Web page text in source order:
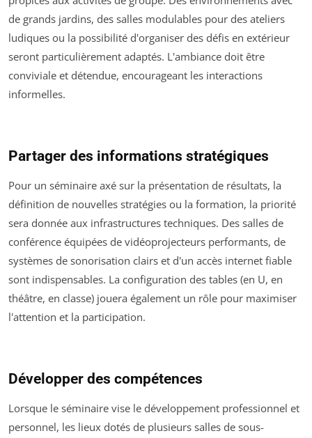
de grands jardins, des salles modulables pour des ateliers
ludiques ou la possibilité d'organiser des défis en extérieur
seront particulièrement adaptés. L'ambiance doit être
conviviale et détendue, encourageant les interactions
informelles.
Partager des informations stratégiques
Pour un séminaire axé sur la présentation de résultats, la
définition de nouvelles stratégies ou la formation, la priorité
sera donnée aux infrastructures techniques. Des salles de
conférence équipées de vidéoprojecteurs performants, de
systèmes de sonorisation clairs et d'un accès internet fiable
sont indispensables. La configuration des tables (en U, en
théâtre, en classe) jouera également un rôle pour maximiser
l'attention et la participation.
Développer des compétences
Lorsque le séminaire vise le développement professionnel et
personnel, les lieux dotés de plusieurs salles de sous-